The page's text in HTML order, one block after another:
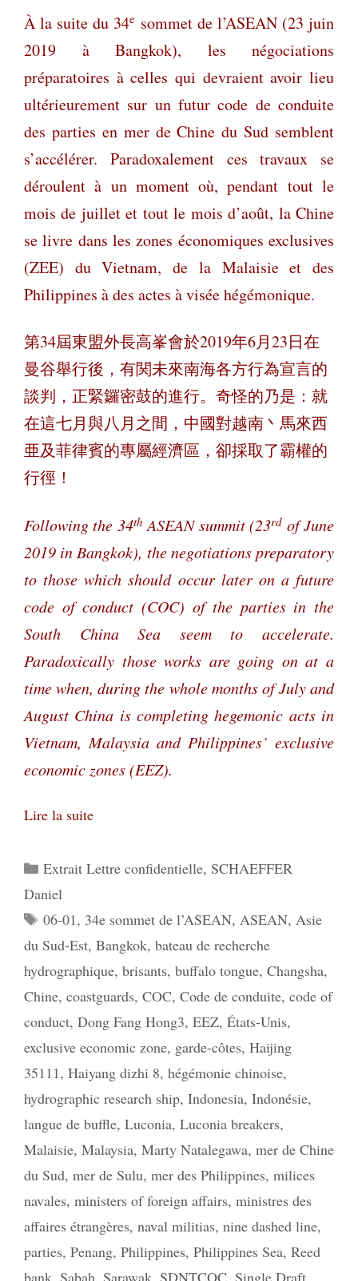
À la suite du 34e sommet de l’ASEAN (23 juin
2019 à Bangkok), les négociations
préparatoires à celles qui devraient avoir lieu
ultérieurement sur un futur code de conduite
des parties en mer de Chine du Sud semblent
s’accélérer. Paradoxalement ces travaux se
déroulent à un moment où, pendant tout le
mois de juillet et tout le mois d’août, la Chine
se livre dans les zones économiques exclusives
(ZEE) du Vietnam, de la Malaisie et des
Philippines à des actes à visée hégémonique.
第34屆東盟外長高峯會於2019年6月23日在
曼谷舉行後，有関未來南海各方行為宣言的
談判，正緊鑼密鼓的進行。奇怪的乃是：就
在這七月與八月之間，中國對越南丶馬來西
亜及菲律賓的專屬經濟區，卻採取了霸權的
行徑！
Following the 34th ASEAN summit (23rd of June
2019 in Bangkok), the negotiations preparatory
to those which should occur later on a future
code of conduct (COC) of the parties in the
South China Sea seem to accelerate.
Paradoxically those works are going on at a
time when, during the whole months of July and
August China is completing hegemonic acts in
Vietnam, Malaysia and Philippines’ exclusive
economic zones (EEZ).
Lire la suite
Catégories
Extrait Lettre confidentielle, SCHAEFFER
Daniel
Étiquettes
06-01, 34e sommet de l’ASEAN, ASEAN, Asie
du Sud-Est, Bangkok, bateau de recherche
hydrographique, brisants, buffalo tongue, Changsha,
Chine, coastguards, COC, Code de conduite, code of
conduct, Dong Fang Hong3, EEZ, États-Unis,
exclusive economic zone, garde-côtes, Haijing
35111, Haiyang dizhi 8, hégémonie chinoise,
hydrographic research ship, Indonesia, Indonésie,
langue de buffle, Luconia, Luconia breakers,
Malaisie, Malaysia, Marty Natalegawa, mer de Chine
du Sud, mer de Sulu, mer des Philippines, milices
navales, ministers of foreign affairs, ministres des
affaires étrangères, naval militias, nine dashed line,
parties, Penang, Philippines, Philippines Sea, Reed